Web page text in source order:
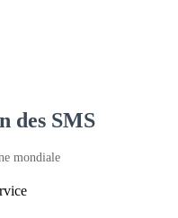
des SMS
mondiale